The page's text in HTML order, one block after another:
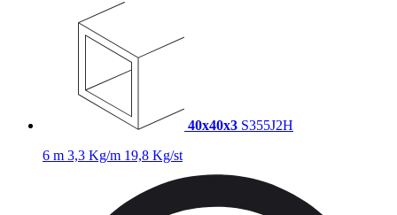
40x40x3 S355J2H
6 m 3,3 Kg/m 19,8 Kg/st